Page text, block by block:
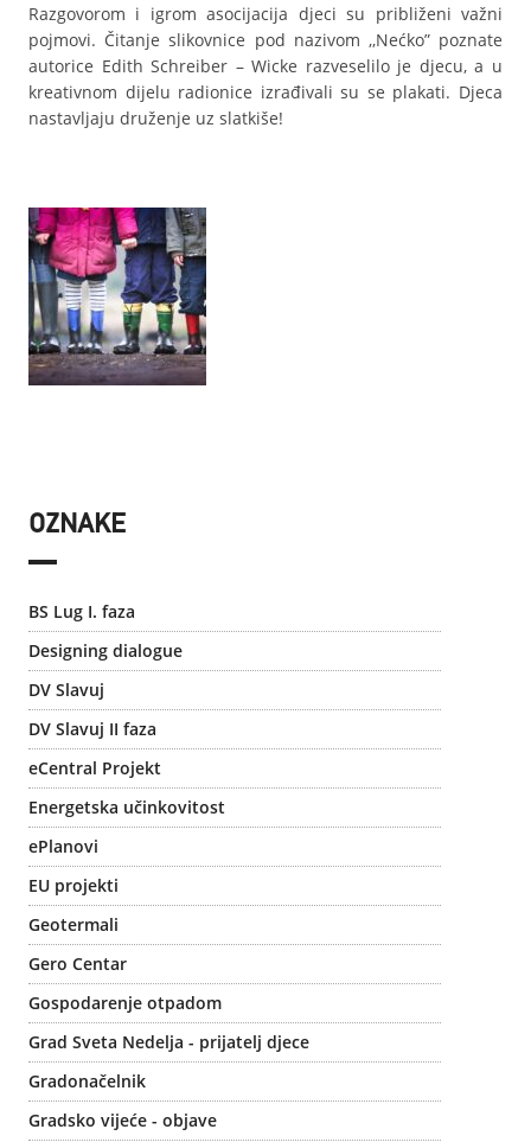
Razgovorom i igrom asocijacija djeci su približeni važni
pojmovi. Čitanje slikovnice pod nazivom ,,Nećko” poznate
autorice Edith Schreiber – Wicke razveselilo je djecu, a u
kreativnom dijelu radionice izrađivali su se plakati. Djeca
nastavljaju druženje uz slatkiše!
OZNAKE
BS Lug I. faza
Designing dialogue
DV Slavuj
DV Slavuj II faza
eCentral Projekt
Energetska učinkovitost
ePlanovi
EU projekti
Geotermali
Gero Centar
Gospodarenje otpadom
Grad Sveta Nedelja - prijatelj djece
Gradonačelnik
Gradsko vijeće - objave